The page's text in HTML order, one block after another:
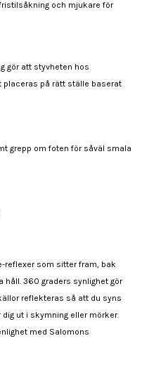
och mjukare för
gör att styvheten hos
på rätt ställe baserat
grepp om foten för såväl smala
reflexer som sitter fram, bak
håll. 360 graders synlighet gör
reflekteras så att du syns
ut i skymning eller mörker.
med Salomons